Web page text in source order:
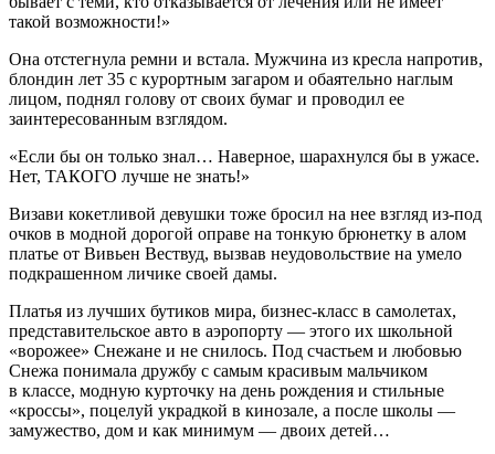
такой возможности!»
Она отстегнула ремни и встала. Мужчина из кресла напротив,
блондин лет 35 с курортным загаром и обаятельно наглым
лицом, поднял голову от своих бумаг и проводил ее
заинтересованным взглядом.
«Если бы он только знал… Наверное, шарахнулся бы в ужасе.
Нет, ТАКОГО лучше не знать!»
Визави кокетливой девушки тоже бросил на нее взгляд из-под
очков в модной дорогой оправе на тонкую брюнетку в алом
платье от Вивьен Вествуд, вызвав неудовольствие на умело
подкрашенном личике своей дамы.
Платья из лучших бутиков мира, бизнес-класс в самолетах,
представительское авто в аэропорту — этого их школьной
«ворожее» Снежане и не снилось. Под счастьем и любовью
Снежа понимала дружбу с самым красивым мальчиком
в классе, модную курточку на день рождения и стильные
«кроссы», поцелуй украдкой в кинозале, а после школы —
замужество, дом и как минимум — двоих детей…